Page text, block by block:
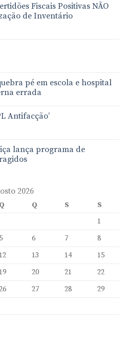
Fiscais Positivas NÃO
de Inventário
pé em escola e hospital
errada
Antifacção’
lança programa de
2026
Q Q S
S
1
5 6 7
8
13 14
15
20 21
22
27 28
29